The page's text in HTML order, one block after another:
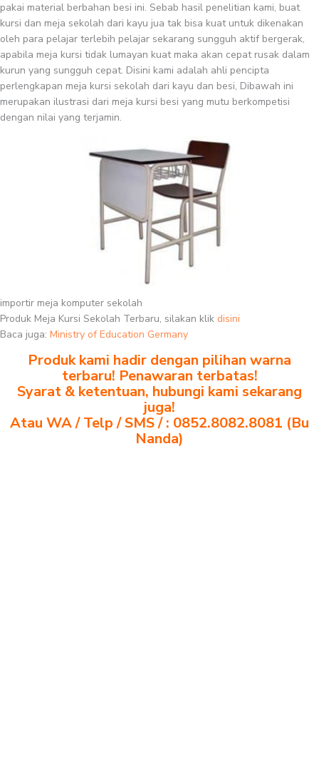
pakai material berbahan besi ini. Sebab hasil penelitian kami, buat
kursi dan meja sekolah dari kayu jua tak bisa kuat untuk dikenakan
oleh para pelajar terlebih pelajar sekarang sungguh aktif bergerak,
apabila meja kursi tidak lumayan kuat maka akan cepat rusak dalam
kurun yang sungguh cepat. Disini kami adalah ahli pencipta
perlengkapan meja kursi sekolah dari kayu dan besi, Dibawah ini
merupakan ilustrasi dari meja kursi besi yang mutu berkompetisi
dengan nilai yang terjamin.
importir meja komputer sekolah
Produk Meja Kursi Sekolah Terbaru, silakan klik disini
Baca juga: Ministry of Education Germany
Produk kami hadir dengan pilihan warna
terbaru! Penawaran terbatas!
Syarat & ketentuan, hubungi kami sekarang
juga!
Atau WA / Telp / SMS / : 0852.8082.8081 (Bu
Nanda)